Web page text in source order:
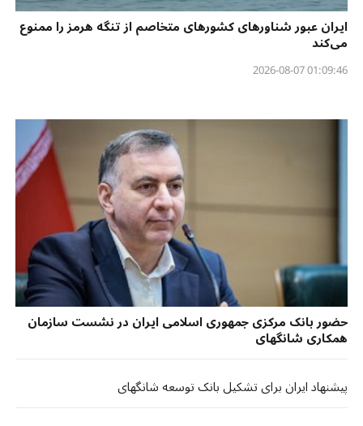
ایران عبور شناورهای کشورهای متخاصم از تنگه هرمز را ممنوع
می‌کند
01:09:46 2026-08-07
حضور بانک مرکزی جمهوری اسلامی ایران در نشست سازمان
همکاری شانگهای
پیشنهاد ایران برای تشکیل بانک توسعه شانگهای